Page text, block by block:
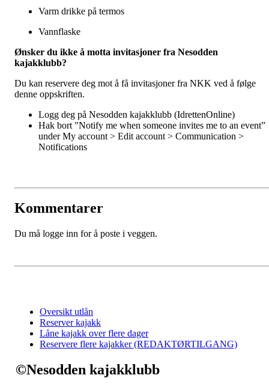
Varm drikke på termos
Vannflaske
Ønsker du ikke å motta invitasjoner fra Nesodden
kajakklubb?
Du kan reservere deg mot å få invitasjoner fra NKK ved å følge
denne oppskriften.
Logg deg på Nesodden kajakklubb (IdrettenOnline)
Hak bort "Notify me when someone invites me to an event”
under My account > Edit account > Communication >
Notifications
Kommentarer
Du må logge inn for å poste i veggen.
Oversikt utlån
Reserver kajakk
Låne kajakk over flere dager
Reservere flere kajakker (REDAKTØRTILGANG)
©Nesodden kajakklubb